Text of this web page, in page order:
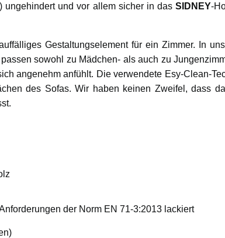
ungehindert und vor allem sicher in das SIDNEY-
Gestaltungselement für ein Zimmer. In
sowohl zu Mädchen- als auch zu
angenehm anfühlt. Die verwendete Esy-Clean-
des Sofas. Wir haben keinen Zweifel, dass
der Norm EN 71-3:2013 lackiert